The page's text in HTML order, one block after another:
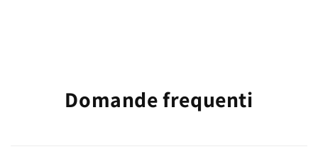
Domande frequenti